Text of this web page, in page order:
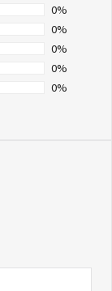
0%
0%
0%
0%
0%